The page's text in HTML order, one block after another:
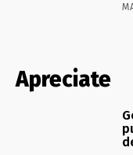
Apreciate